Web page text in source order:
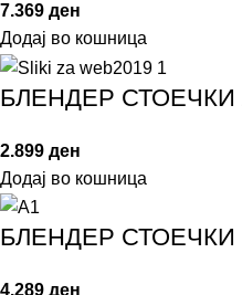
7.369 ден
Додај во кошница
БЛЕНДЕР СТОЕЧКИ
2.899 ден
Додај во кошница
БЛЕНДЕР СТОЕЧКИ
4.289 ден